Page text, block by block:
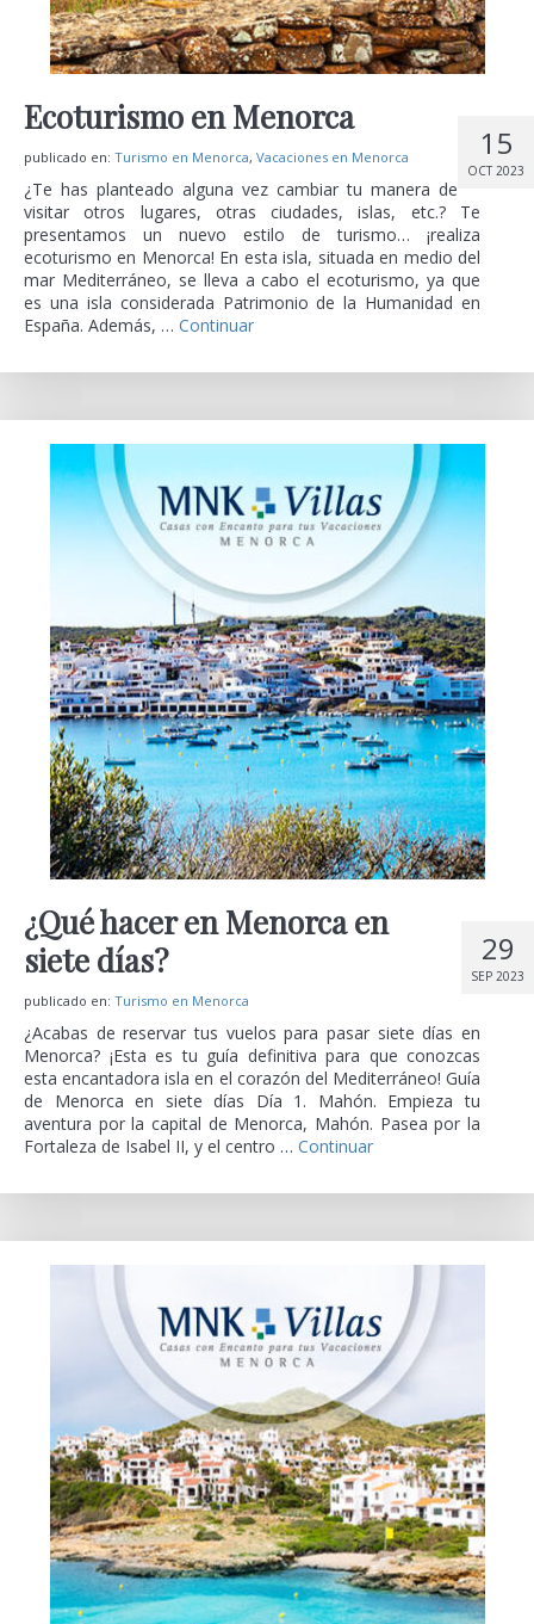
15
OCT 2023
Ecoturismo en Menorca
publicado en: Turismo en Menorca, Vacaciones en Menorca
¿Te has planteado alguna vez cambiar tu manera de
visitar otros lugares, otras ciudades, islas, etc.? Te
presentamos un nuevo estilo de turismo… ¡realiza
ecoturismo en Menorca! En esta isla, situada en medio del
mar Mediterráneo, se lleva a cabo el ecoturismo, ya que
es una isla considerada Patrimonio de la Humanidad en
España. Además, … Continuar
29
SEP 2023
¿Qué hacer en Menorca en
siete días?
publicado en: Turismo en Menorca
¿Acabas de reservar tus vuelos para pasar siete días en
Menorca? ¡Esta es tu guía definitiva para que conozcas
esta encantadora isla en el corazón del Mediterráneo! Guía
de Menorca en siete días Día 1. Mahón. Empieza tu
aventura por la capital de Menorca, Mahón. Pasea por la
Fortaleza de Isabel II, y el centro … Continuar